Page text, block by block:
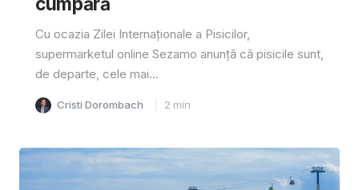
Cu ocazia Zilei Internaționale a Pisicilor,
supermarketul online Sezamo anunță că pisicile sunt,
de departe, cele mai...
Cristi Dorombach 2 min